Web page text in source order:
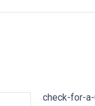
check-for-